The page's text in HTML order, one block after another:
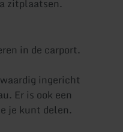
zitplaatsen.
in de carport.
ingericht
Er is ook een
je kunt delen.